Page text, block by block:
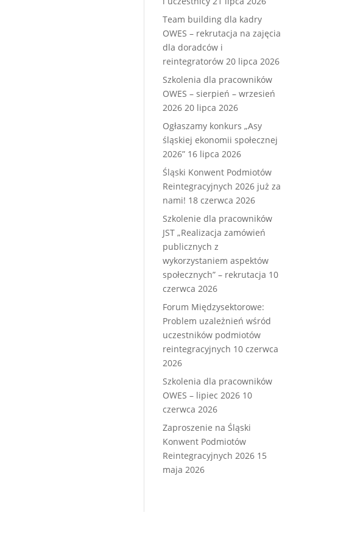
Team building dla kadry
OWES – rekrutacja na zajęcia
dla doradców i
reintegratorów 20 lipca 2026
Szkolenia dla pracowników
OWES – sierpień – wrzesień
2026 20 lipca 2026
Ogłaszamy konkurs „Asy
śląskiej ekonomii społecznej
2026” 16 lipca 2026
Śląski Konwent Podmiotów
Reintegracyjnych 2026 już za
nami! 18 czerwca 2026
Szkolenie dla pracowników
JST „Realizacja zamówień
publicznych z
wykorzystaniem aspektów
społecznych” – rekrutacja 10
czerwca 2026
Forum Międzysektorowe:
Problem uzależnień wśród
uczestników podmiotów
reintegracyjnych 10 czerwca
2026
Szkolenia dla pracowników
OWES – lipiec 2026 10
czerwca 2026
Zaproszenie na Śląski
Konwent Podmiotów
Reintegracyjnych 2026 15
maja 2026